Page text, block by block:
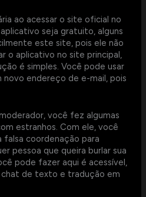
ao acessar o site oficial no
seja gratuito, alguns
este site, pois ele não
o aplicativo no site principal,
é simples. Você pode usar
novo endereço de e-mail, pois
você fez algumas
estranhos. Com ele, você
coordenação para
pessoa que queira burlar sua
pode fazer aqui é acessível,
de texto e tradução em